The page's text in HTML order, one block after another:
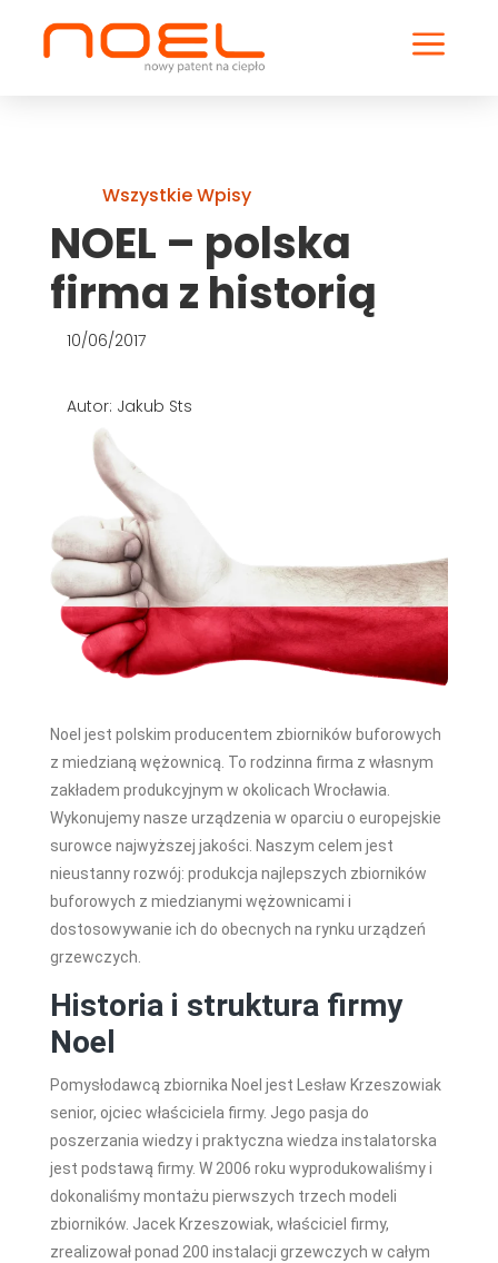
a
Wszystkie Wpisy
NOEL – polska
firma z historią
10/06/2017
Autor: Jakub Sts
Noel jest polskim producentem zbiorników buforowych
z miedzianą wężownicą. To rodzinna firma z własnym
zakładem produkcyjnym w okolicach Wrocławia.
Wykonujemy nasze urządzenia w oparciu o europejskie
surowce najwyższej jakości. Naszym celem jest
nieustanny rozwój: produkcja najlepszych zbiorników
buforowych z miedzianymi wężownicami i
dostosowywanie ich do obecnych na rynku urządzeń
grzewczych.
Historia i struktura firmy
Noel
Pomysłodawcą zbiornika Noel jest Lesław Krzeszowiak
senior, ojciec właściciela firmy. Jego pasja do
poszerzania wiedzy i praktyczna wiedza instalatorska
jest podstawą firmy. W 2006 roku wyprodukowaliśmy i
dokonaliśmy montażu pierwszych trzech modeli
zbiorników. Jacek Krzeszowiak, właściciel firmy,
zrealizował ponad 200 instalacji grzewczych w całym